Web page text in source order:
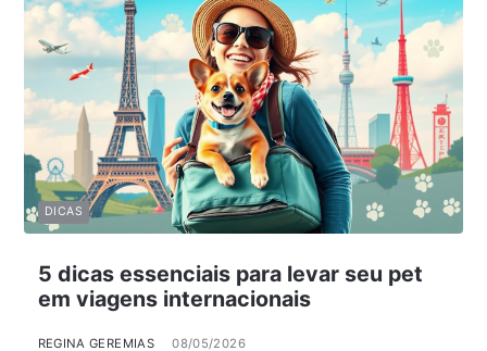
5 dicas essenciais para levar seu pet
em viagens internacionais
REGINA GEREMIAS 08/05/2026
DICAS